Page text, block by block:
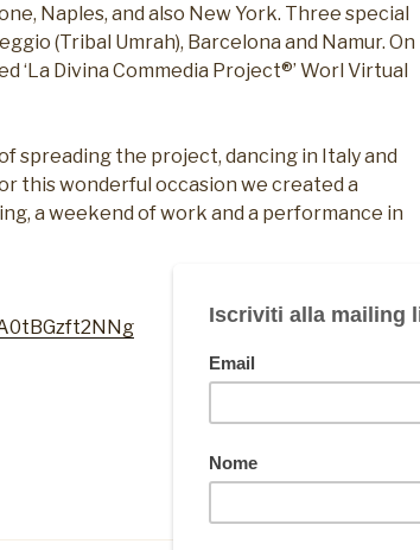
Naples, and also New York. Three special
(Tribal Umrah), Barcelona and Namur. On
‘La Divina Commedia Project®’ Worl Virtual
spreading the project, dancing in Italy and
this wonderful occasion we created a
a weekend of work and a performance in